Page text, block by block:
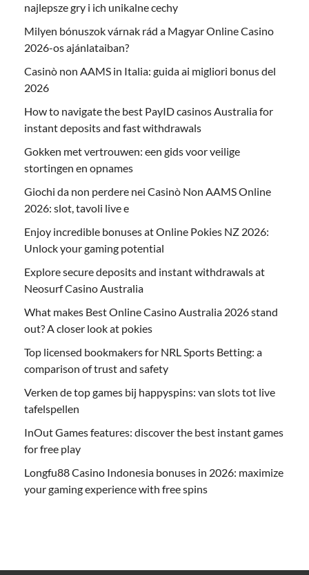
najlepsze gry i ich unikalne cechy
Milyen bónuszok várnak rád a Magyar Online Casino
2026-os ajánlataiban?
Casinò non AAMS in Italia: guida ai migliori bonus del
2026
How to navigate the best PayID casinos Australia for
instant deposits and fast withdrawals
Gokken met vertrouwen: een gids voor veilige
stortingen en opnames
Giochi da non perdere nei Casinò Non AAMS Online
2026: slot, tavoli live e
Enjoy incredible bonuses at Online Pokies NZ 2026:
Unlock your gaming potential
Explore secure deposits and instant withdrawals at
Neosurf Casino Australia
What makes Best Online Casino Australia 2026 stand
out? A closer look at pokies
Top licensed bookmakers for NRL Sports Betting: a
comparison of trust and safety
Verken de top games bij happyspins: van slots tot live
tafelspellen
InOut Games features: discover the best instant games
for free play
Longfu88 Casino Indonesia bonuses in 2026: maximize
your gaming experience with free spins